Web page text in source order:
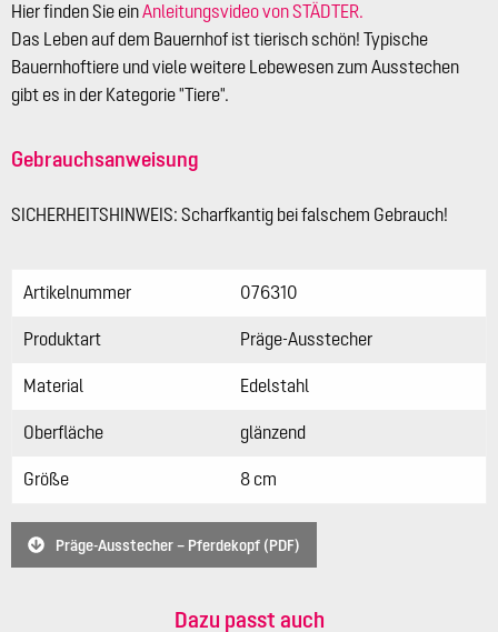
Hier finden Sie einAnleitungsvideo von STÄDTER.
Das Leben auf dem Bauernhof ist tierisch schön! Typische
Bauernhoftiere und viele weitere Lebewesen zum Ausstechen
gibt es in der Kategorie "Tiere".
Gebrauchsanweisung
SICHERHEITSHINWEIS: Scharfkantig bei falschem Gebrauch!
Artikelnummer 076310
Produktart Präge-Ausstecher
Material Edelstahl
Oberfläche glänzend
Größe 8 cm
Präge-Ausstecher – Pferdekopf (PDF)
Dazu passt auch